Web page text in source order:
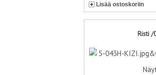
Lisää ostoskoriin
Risti /